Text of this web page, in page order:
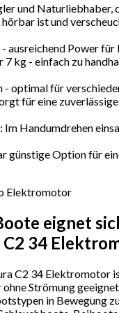
und Naturliebhaber,
ist und
ausreichend Power für
kg - einfach zu
- optimal für
für eine zuverlässige
Im Handumdrehen
günstige Option für
eignet
C2 34
C2 34 Elektromotor
Strömung
in Bewegung